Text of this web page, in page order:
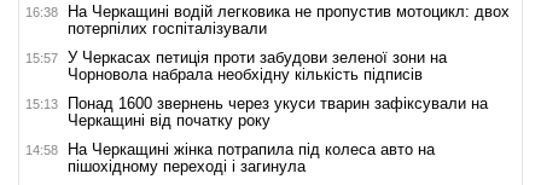
16:38
На Черкащині водій легковика не пропустив мотоцикл: двох
потерпілих госпіталізували
15:57
У Черкасах петиція проти забудови зеленої зони на
Чорновола набрала необхідну кількість підписів
15:13
Понад 1600 звернень через укуси тварин зафіксували на
Черкащині від початку року
14:58
На Черкащині жінка потрапила під колеса авто на
пішохідному переході і загинула